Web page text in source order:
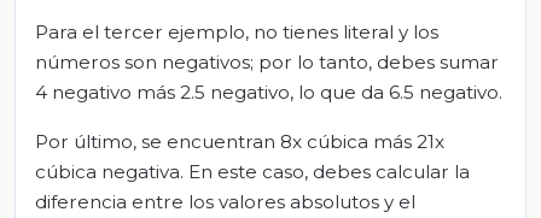
Para el tercer ejemplo, no tienes literal y los
números son negativos; por lo tanto, debes sumar
4 negativo más 2.5 negativo, lo que da 6.5 negativo.
Por último, se encuentran 8x cúbica más 21x
cúbica negativa. En este caso, debes calcular la
diferencia entre los valores absolutos y el